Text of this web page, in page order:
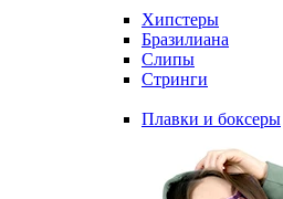
Хипстеры
Бразилиана
Слипы
Стринги
Плавки и боксеры